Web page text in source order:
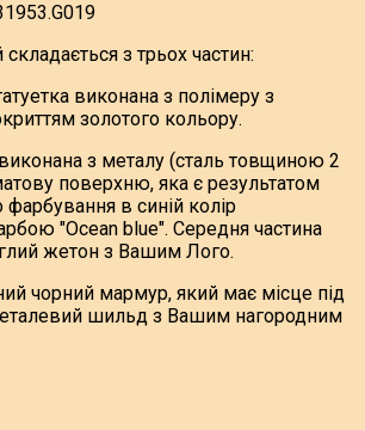
з трьох частин:
виконана з полімеру з
золотого кольору.
з металу (сталь товщиною 2
поверхню, яка є результатом
фарбування в синій колір
"Ocean blue". Середня частина
жетон з Вашим Лого.
чорний мармур, який має місце під
шильд з Вашим нагородним